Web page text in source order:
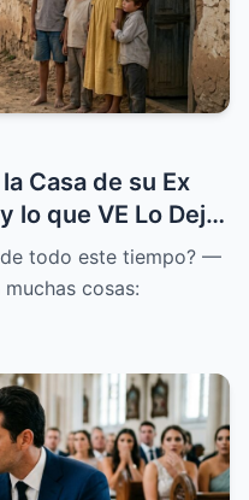
Casa de su Ex
lo que VE Lo Deja
de todo este tiempo? —
cosas: